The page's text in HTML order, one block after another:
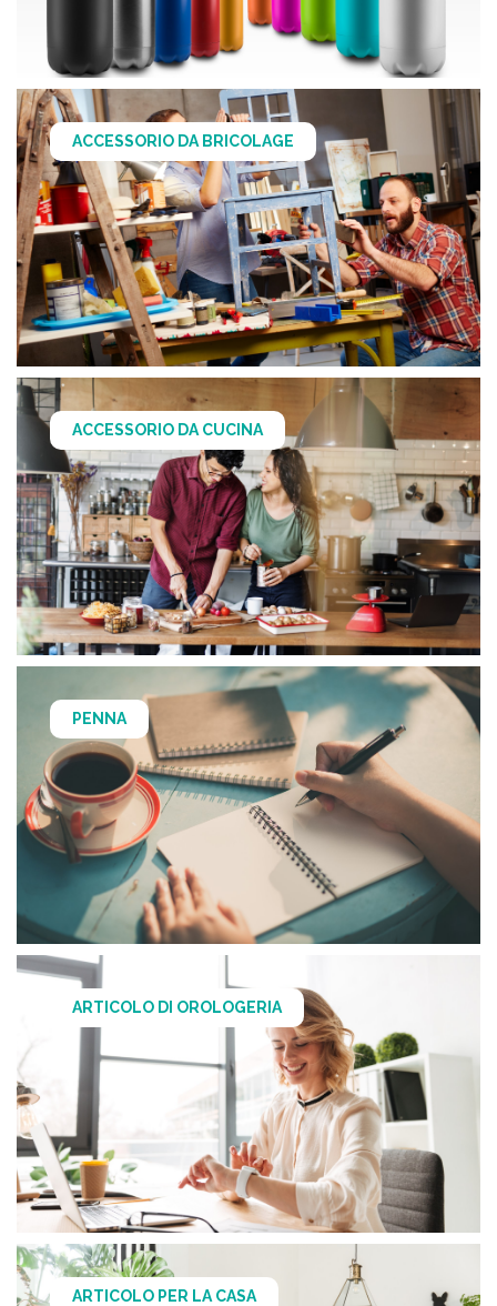
ACCESSORIO DA BRICOLAGE
ACCESSORIO DA CUCINA
PENNA
ARTICOLO DI OROLOGERIA
ARTICOLO PER LA CASA